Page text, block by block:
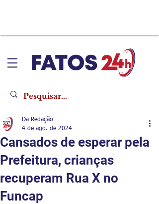
Cansados de esperar pela
Prefeitura, crianças
recuperam Rua X no
Funcap
Da Redação
4 de ago. de 2024